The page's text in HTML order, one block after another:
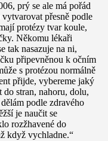
prý se ale má pořád
přesně podle
protézy tvar koule,
Někomu lékaři
tak nasazuje na ni,
připevněnou k očním
s protézou normálně
přijde, vybereme jaký
stran, nahoru, dolu,
podle zdravého
je naučit se
rozžhavené do
když vychladne.“